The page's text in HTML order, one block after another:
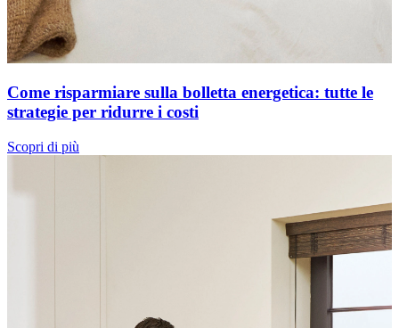
Come risparmiare sulla bolletta energetica: tutte le
strategie per ridurre i costi
Scopri di più